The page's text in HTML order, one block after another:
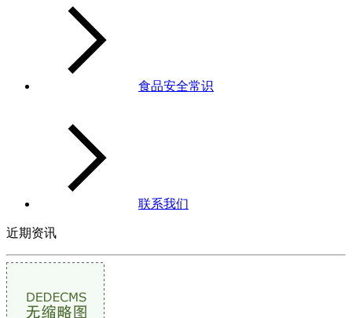
食品安全常识
联系我们
近期资讯